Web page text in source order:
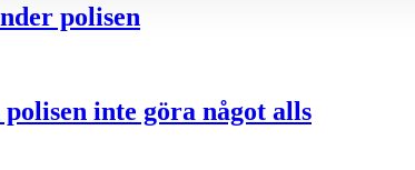
polisen
inte göra något alls